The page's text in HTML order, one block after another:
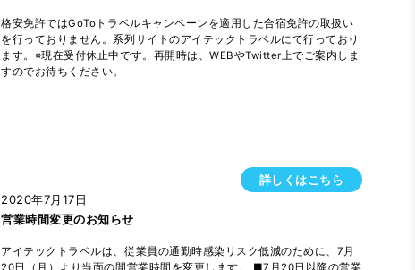
格安免許ではGoToトラベルキャンペーンを適用した合宿免許の取扱い
を行っておりません。系列サイトのアイテックトラベルにて行っており
ます。※現在受付休止中です。再開時は、WEBやTwitter上でご案内しま
すのでお待ちください。
詳しくはこちら
2020年7月17日
営業時間変更のお知らせ
アイテックトラベルは、従業員の通勤時感染リスク低減のために、7月
20日（月）より当面の間営業時間を変更します。 ■7月20日以降の営業